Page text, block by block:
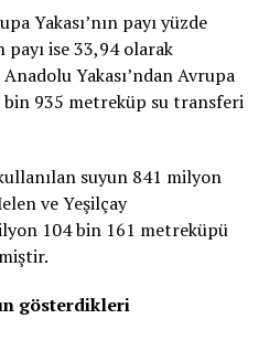
Yakası’nın payı yüzde
payı ise 33,94 olarak
Yakası’ndan Avrupa
bin 935 metreküp su transferi
suyun 841 milyon
ve Yeşilçay
104 bin 161 metreküpü
gösterdikleri